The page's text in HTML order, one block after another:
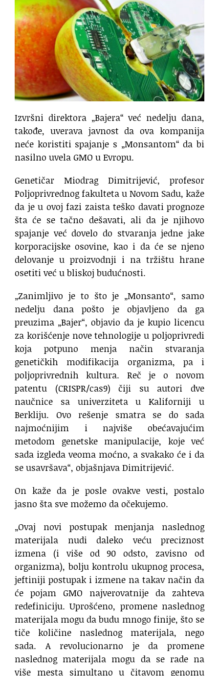
Izvršni direktora „Bajera“ već nedelju dana,
takođe, uverava javnost da ova kompanija
neće koristiti spajanje s „Monsantom“ da bi
nasilno uvela GMO u Evropu.
Genetičar Miodrag Dimitrijević, profesor
Poljoprivrednog fakulteta u Novom Sadu, kaže
da je u ovoj fazi zaista teško davati prognoze
šta će se tačno dešavati, ali da je njihovo
spajanje već dovelo do stvaranja jedne jake
korporacijske osovine, kao i da će se njeno
delovanje u proizvodnji i na tržištu hrane
osetiti već u bliskoj budućnosti.
„Zanimljivo je to što je „Monsanto“, samo
nedelju dana pošto je objavljeno da ga
preuzima „Bajer“, objavio da je kupio licencu
za korišćenje nove tehnologije u poljoprivredi
koja potpuno menja način stvaranja
genetičkih modifikacija organizma, pa i
poljoprivrednih kultura. Reč je o novom
patentu (CRISPR/cas9) čiji su autori dve
naučnice sa univerziteta u Kaliforniji u
Berkliju. Ovo rešenje smatra se do sada
najmoćnijim i najviše obećavajućim
metodom genetske manipulacije, koje već
sada izgleda veoma moćno, a svakako će i da
se usavršava“, objašnjava Dimitrijević.
On kaže da je posle ovakve vesti, postalo
jasno šta sve možemo da očekujemo.
„Ovaj novi postupak menjanja naslednog
materijala nudi daleko veću preciznost
izmena (i više od 90 odsto, zavisno od
organizma), bolju kontrolu ukupnog procesa,
jeftiniji postupak i izmene na takav način da
će pojam GMO najverovatnije da zahteva
redefiniciju. Uprošćeno, promene naslednog
materijala mogu da budu mnogo finije, što se
tiče količine naslednog materijala, nego
sada. A revolucionarno je da promene
naslednog materijala mogu da se rade na
više mesta simultano u čitavom genomu